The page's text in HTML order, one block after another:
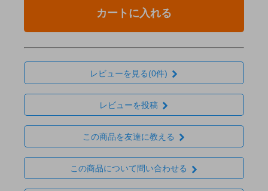
カートに入れる
レビューを見る(0件)
レビューを投稿
この商品を友達に教える
この商品について問い合わせる